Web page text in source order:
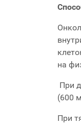
на
При
(600
При